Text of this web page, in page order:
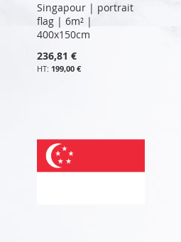
Singapour | portrait
flag | 6m² |
400x150cm
236,81 €
199,00 €